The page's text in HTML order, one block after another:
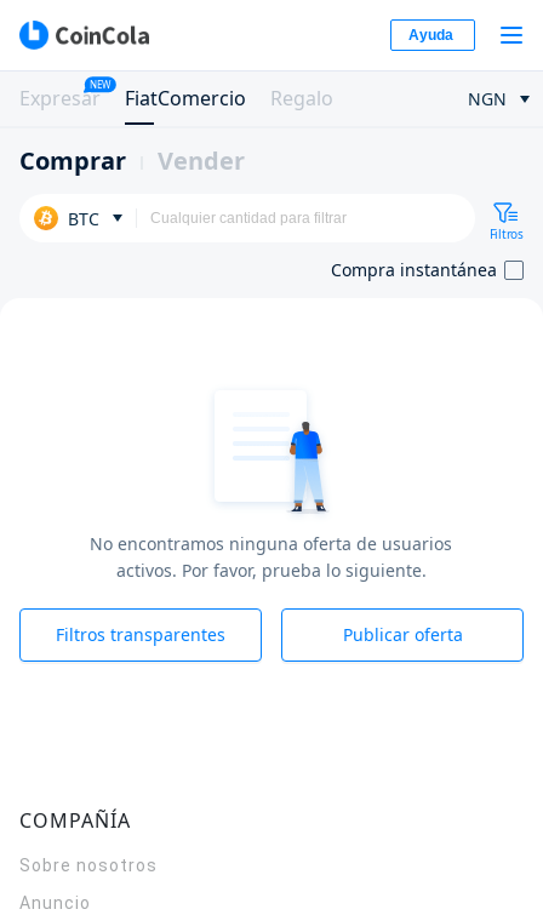
Ayuda
Expresar
NEW
FiatComercio Regalo NGN
Comprar Vender
BTC
Filtros
Compra instantánea
No encontramos ninguna oferta de usuarios
activos. Por favor, prueba lo siguiente.
Filtros transparentes Publicar oferta
COMPAÑÍA
Sobre nosotros
Anuncio